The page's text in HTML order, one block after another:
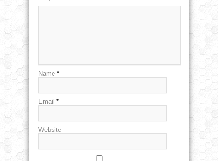
Name *
Email *
Website